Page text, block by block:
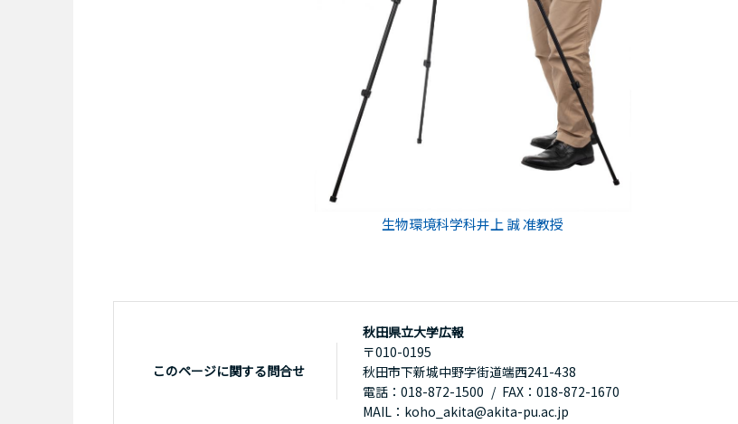
生物環境科学科井上 誠 准教授
このページに関する問合せ
秋田県立大学広報
〒010-0195
秋田市下新城中野字街道端西241-438
電話：018-872-1500
FAX：018-872-1670
MAIL：koho_akita@akita-pu.ac.jp